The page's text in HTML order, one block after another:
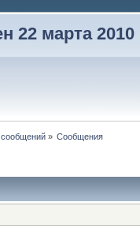
22 марта 2010
» Сообщения